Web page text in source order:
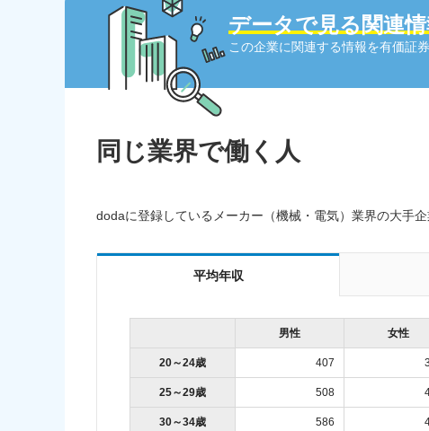
データで見る関連
この企業に関連する情報を有価証
同じ業界で働く人
dodaに登録しているメーカー（機械・電気）業界の大手
平均年収
男性 女性
20～24歳 407
25～29歳 508
30～34歳 586